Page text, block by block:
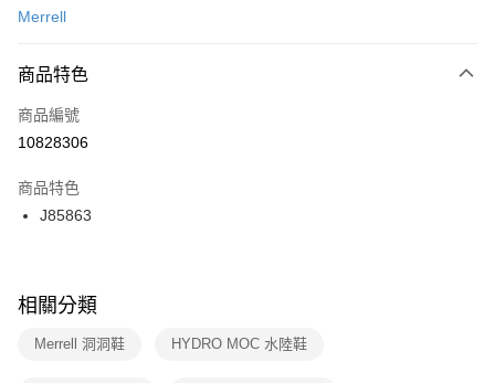
便利好安心！
３．安心：先確認商品／服務後，再付款。
【「AFTEE先享後付」結帳流程】
１．於結帳方式選擇「AFTEE先享後付」後，將跳轉至「AFTEE先享後付」
２．訂單成立數日內，您將收到繳費通知簡訊。
３．收到繳費通知簡訊後14天內，點擊此簡訊中的連結，可透過四大超商／
ATM／網路銀行／等多元方式進行付款，方視為交易完成。
※ 交易是否成功請以「AFTEE先享後付 」之結帳頁面顯示為準，若有關於
是否繳費成功／繳費後需取消欲退款等相關疑問，請聯繫「AFTEE先享後付
客戶支援中心」https://netprotections.freshdesk.com/support/home
運送方式
每筆NT$100，滿NT$1,500(含以上)免運費
宅配
每筆NT$100，滿NT$1,500(含以上)免運費
Merrell
商品特色
商品編號
10828306
商品特色
J85863
相關分類
Merrell 洞洞鞋 HYDRO MOC 水陸鞋